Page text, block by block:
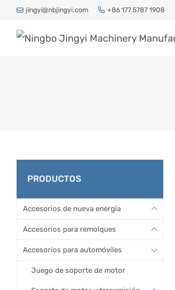
jingyi@nbjingyi.com +86 177 5787 1908
PRODUCTOS
Accesorios de nueva energía
Accesorios para remolques
Accesorios para automóviles
Juego de soporte de motor